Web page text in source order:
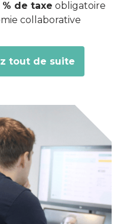
% de taxe obligatoire
collaborative
tout de suite